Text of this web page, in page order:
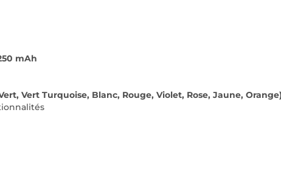
mAh
Vert Turquoise, Blanc, Rouge, Violet, Rose, Jaune,